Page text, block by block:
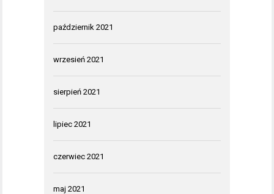
październik 2021
wrzesień 2021
sierpień 2021
lipiec 2021
czerwiec 2021
maj 2021